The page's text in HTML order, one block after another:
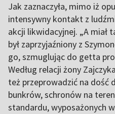
Jak zaznaczyła, mimo iż
intensywny kontakt z
akcji likwidacyjnej. „A miał
był zaprzyjaźniony z
go, szmuglując do getta
Według relacji żony
też przeprowadzić na dość
bunkrów, schronów na
standardu, wyposażonych